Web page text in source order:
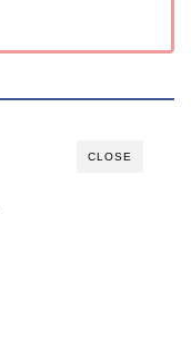
CLOSE